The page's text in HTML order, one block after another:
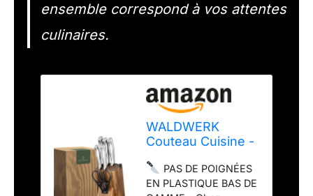
ensemble correspond à vos attentes
culinaires.
WALDWERK
Couteau Cuisine -
Cuisine avec Bloc
de Rangement et
PAS DE POIGNÉES
EN PLASTIQUE BAS DE